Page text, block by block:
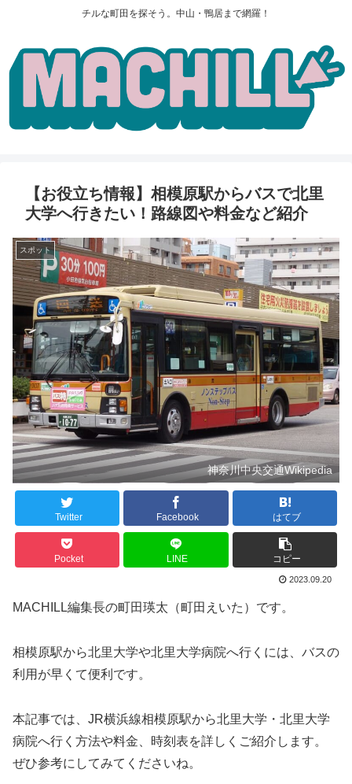
チルな町田を探そう。中山・鴨居まで網羅！
【お役立ち情報】相模原駅からバスで北里
大学へ行きたい！路線図や料金など紹介
スポット
神奈川中央交通Wikipedia
Twitter Facebook はてブ
Pocket LINE コピー
2023.09.20
MACHILL編集長の町田瑛太（町田えいた）です。
相模原駅から北里大学や北里大学病院へ行くには、バスの
利用が早くて便利です。
本記事では、JR横浜線相模原駅から北里大学・北里大学
病院へ行く方法や料金、時刻表を詳しくご紹介します。
ぜひ参考にしてみてくださいね。